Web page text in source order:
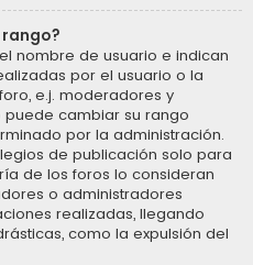
nombre de usuario e indican
por el usuario o la
e.j. moderadores y
puede cambiar su rango
por la administración.
de publicación solo para
de los foros lo consideran
o administradores
realizadas, llegando
como la expulsión del